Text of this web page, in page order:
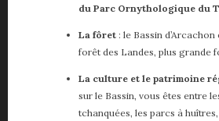
du Parc Ornythologique du
La fôret : le Bassin
forêt des Landes, plus grande
La culture et le patrimoine
sur le Bassin, vous êtes entre
tchanquées, les parcs à